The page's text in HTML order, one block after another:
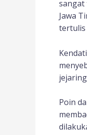
sangat
Jawa
tertulis
Poin